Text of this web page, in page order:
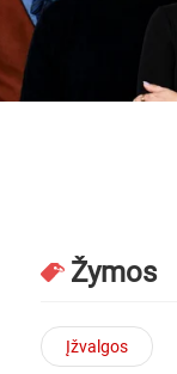
Žymos
Įžvalgos